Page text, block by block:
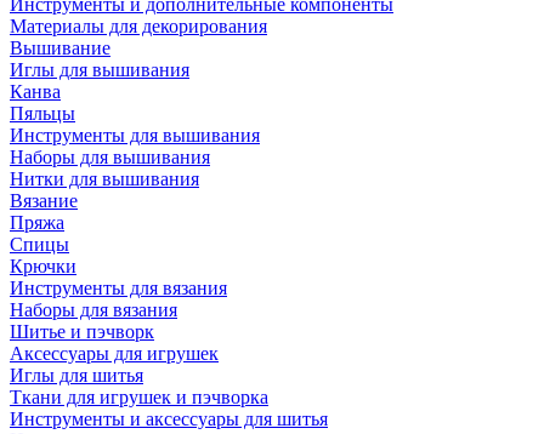
Инструменты и дополнительные компоненты
Материалы для декорирования
Вышивание
Иглы для вышивания
Канва
Пяльцы
Инструменты для вышивания
Наборы для вышивания
Нитки для вышивания
Вязание
Пряжа
Спицы
Крючки
Инструменты для вязания
Наборы для вязания
Шитье и пэчворк
Аксессуары для игрушек
Иглы для шитья
Ткани для игрушек и пэчворка
Инструменты и аксессуары для шитья